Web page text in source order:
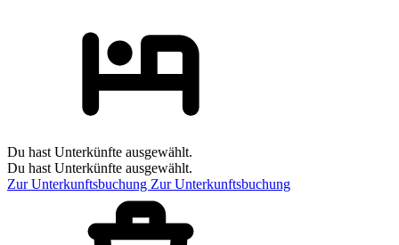
Du hast Unterkünfte ausgewählt.
Du hast Unterkünfte ausgewählt.
Zur Unterkunftsbuchung Zur Unterkunftsbuchung